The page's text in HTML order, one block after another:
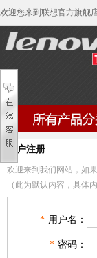
欢迎您来到联想官方旗舰
家用笔记本电脑
商用笔记本电脑
家用分体台式机
用户注册
欢迎来到我们网站，如
（此为默认内容，具体
* 用户名：
* 密码：